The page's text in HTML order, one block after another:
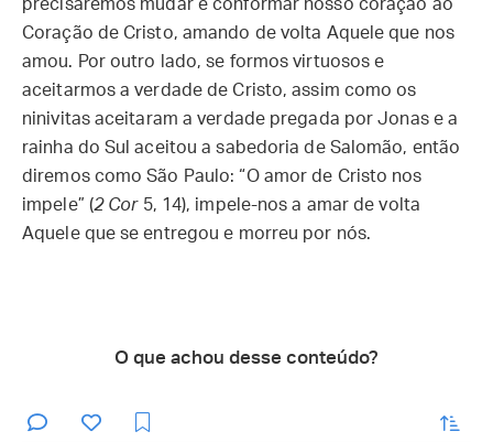
precisaremos mudar e conformar nosso coração ao
Coração de Cristo, amando de volta Aquele que nos
amou. Por outro lado, se formos virtuosos e
aceitarmos a verdade de Cristo, assim como os
ninivitas aceitaram a verdade pregada por Jonas e a
rainha do Sul aceitou a sabedoria de Salomão, então
diremos como São Paulo: “O amor de Cristo nos
impele” (2 Cor 5, 14), impele-nos a amar de volta
Aquele que se entregou e morreu por nós.
O que achou desse conteúdo?
enviar